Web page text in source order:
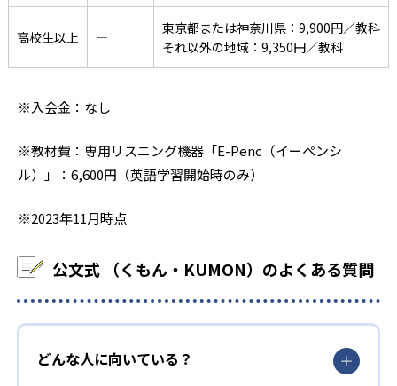
高校生以上 ―
東京都または神奈川県：9,900円／教科
それ以外の地域：9,350円／教科
※入会金：なし
※教材費：専用リスニング機器「E-Penc（イーペンシ
ル）」：6,600円（英語学習開始時のみ）
※2023年11月時点
公文式 （くもん・KUMON）のよくある質問
どんな人に向いている？